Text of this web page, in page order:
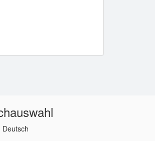
Deutsch